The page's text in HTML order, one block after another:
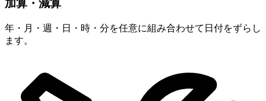
加算・減算
年・月・週・日・時・分を任意に組み合わせて日付をずらし
ます。